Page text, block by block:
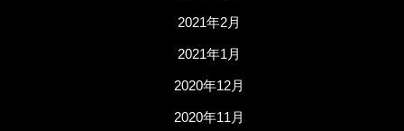
2021年2月
2021年1月
2020年12月
2020年11月